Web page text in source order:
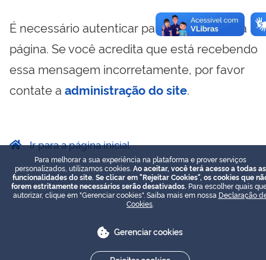
É necessário autenticar para visualizar essa
página. Se você acredita que está recebendo
essa mensagem incorretamente, por favor
contate a administração do site.
Ir para a página inicial
Para melhorar a sua experiência na plataforma e prover serviços
personalizados, utilizamos cookies. Ao aceitar, você terá acesso a todas as
funcionalidades do site. Se clicar em "Rejeitar Cookies", os cookies que
forem estritamente necessários serão desativados. Para escolher quais
autorizar, clique em "Gerenciar cookies". Saiba mais em nossa Declaração
Cookies
Gerenciar cookies